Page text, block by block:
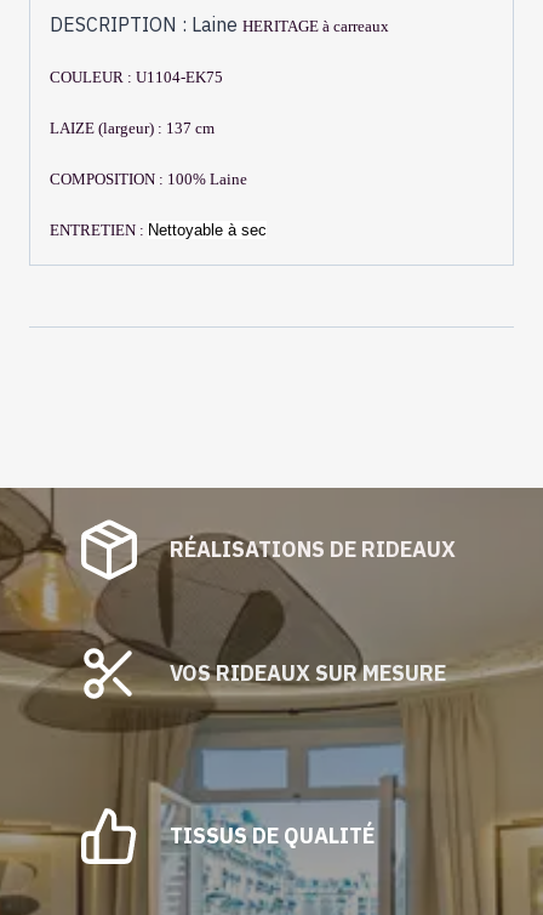
DESCRIPTION : Laine HERITAGE à carreaux
COULEUR : U1104-EK75
LAIZE (largeur) : 137 cm
COMPOSITION : 100% Laine
ENTRETIEN : Nettoyable à sec
RÉALISATIONS DE RIDEAUX
VOS RIDEAUX SUR MESURE
TISSUS DE QUALITÉ